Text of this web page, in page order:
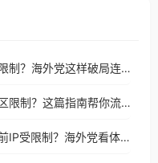
在香港看咪咕视频世界杯地区限制？海外党这样破局连看7天不卡顿！
在俄罗斯看咪咕视频世界杯地区限制？这篇指南帮你流畅看中文解说赛事
在新加坡看咪咕视频世界杯当前IP受限制？海外党看体育赛事的终极破局指南